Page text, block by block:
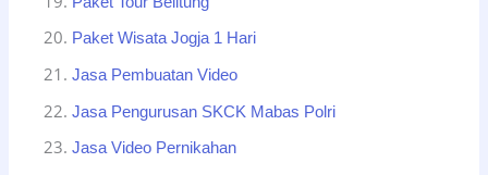
Paket Wisata Jogja 1 Hari
Jasa Pembuatan Video
Jasa Pengurusan SKCK Mabas Polri
Jasa Video Pernikahan